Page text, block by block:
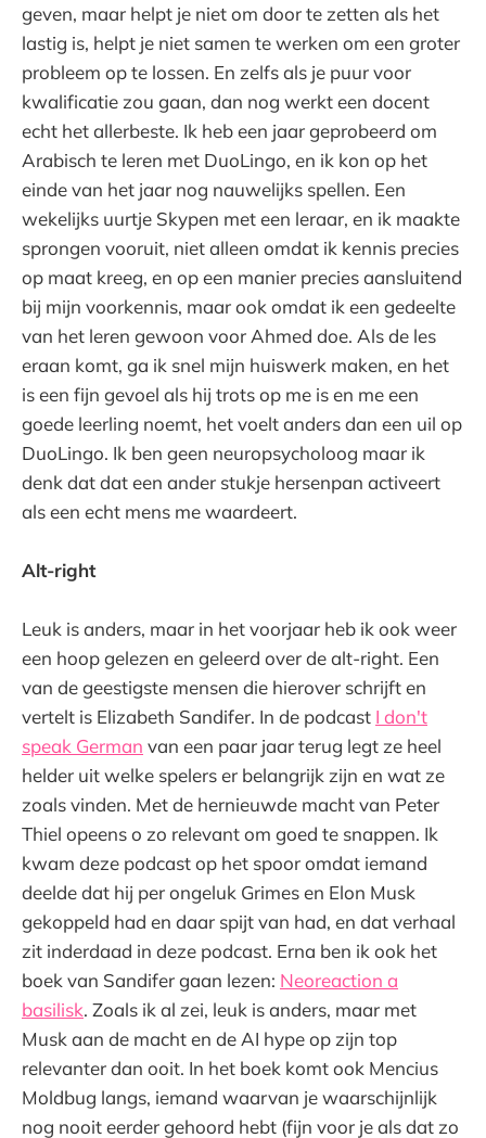
geven, maar helpt je niet om door te zetten als het
lastig is, helpt je niet samen te werken om een groter
probleem op te lossen. En zelfs als je puur voor
kwalificatie zou gaan, dan nog werkt een docent
echt het allerbeste. Ik heb een jaar geprobeerd om
Arabisch te leren met DuoLingo, en ik kon op het
einde van het jaar nog nauwelijks spellen. Een
wekelijks uurtje Skypen met een leraar, en ik maakte
sprongen vooruit, niet alleen omdat ik kennis precies
op maat kreeg, en op een manier precies aansluitend
bij mijn voorkennis, maar ook omdat ik een gedeelte
van het leren gewoon voor Ahmed doe. Als de les
eraan komt, ga ik snel mijn huiswerk maken, en het
is een fijn gevoel als hij trots op me is en me een
goede leerling noemt, het voelt anders dan een uil op
DuoLingo. Ik ben geen neuropsycholoog maar ik
denk dat dat een ander stukje hersenpan activeert
als een echt mens me waardeert.
Alt-right
Leuk is anders, maar in het voorjaar heb ik ook weer
een hoop gelezen en geleerd over de alt-right. Een
van de geestigste mensen die hierover schrijft en
vertelt is Elizabeth Sandifer. In de podcast I don't
speak German van een paar jaar terug legt ze heel
helder uit welke spelers er belangrijk zijn en wat ze
zoals vinden. Met de hernieuwde macht van Peter
Thiel opeens o zo relevant om goed te snappen. Ik
kwam deze podcast op het spoor omdat iemand
deelde dat hij per ongeluk Grimes en Elon Musk
gekoppeld had en daar spijt van had, en dat verhaal
zit inderdaad in deze podcast. Erna ben ik ook het
boek van Sandifer gaan lezen: Neoreaction a
basilisk. Zoals ik al zei, leuk is anders, maar met
Musk aan de macht en de AI hype op zijn top
relevanter dan ooit. In het boek komt ook Mencius
Moldbug langs, iemand waarvan je waarschijnlijk
nog nooit eerder gehoord hebt (fijn voor je als dat zo